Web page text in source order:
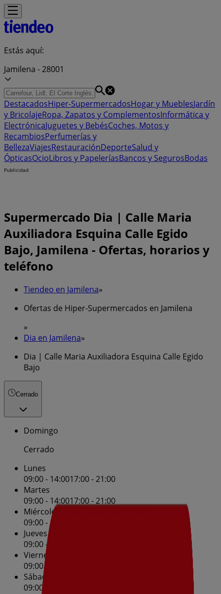
Estás aquí:
Jamilena - 28001
DestacadosHiper-SupermercadosHogar y MueblesJardín
y BricolajeRopa, Zapatos y ComplementosInformática y
ElectrónicaJuguetes y BebésCoches, Motos y
RecambiosPerfumerías y
BellezaViajesRestauraciónDeporteSalud y
ÓpticasOcioLibros y PapeleríasBancos y SegurosBodas
Publicidad
Supermercado Dia | Calle Maria
Auxiliadora Esquina Calle Egido
Bajo, Jamilena - Ofertas, horarios y
teléfono
Tiendeo en Jamilena»
Ofertas de Hiper-Supermercados en Jamilena
»
Dia en Jamilena»
Dia | Calle Maria Auxiliadora Esquina Calle Egido
Bajo
Cerrado
Domingo
Cerrado
Lunes
09:00 - 14:0017:00 - 21:00
Martes
09:00 - 14:0017:00 - 21:00
Miércoles
09:00 - 14:00
Jueves
09:00 - 14:00
Viernes
09:00 - 14:00
Sábado
09:00 - 14:00